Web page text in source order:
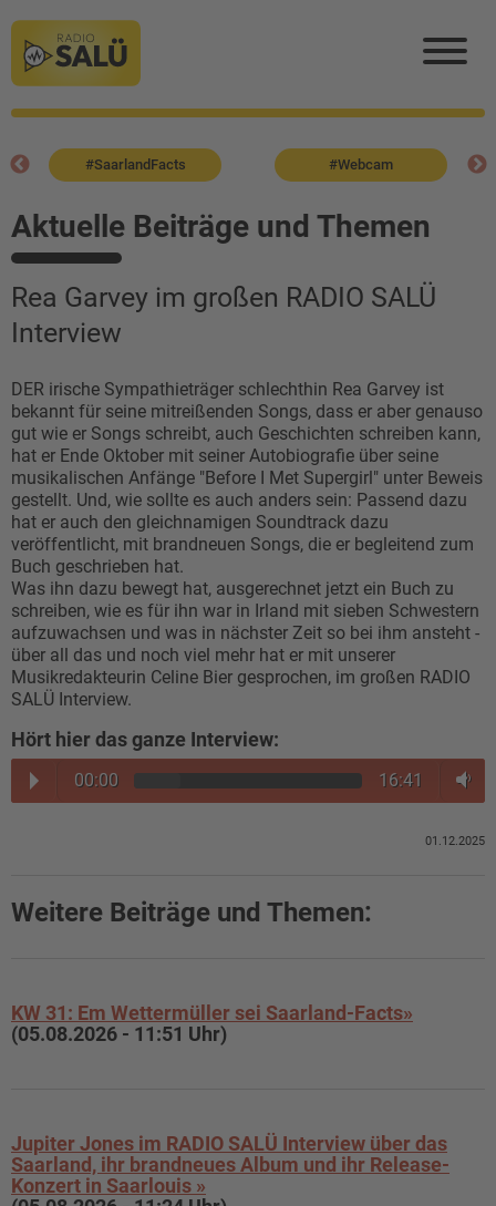
#SaarlandFacts #Webcam
Aktuelle Beiträge und Themen
Rea Garvey im großen RADIO SALÜ
Interview
DER irische Sympathieträger schlechthin Rea Garvey ist
bekannt für seine mitreißenden Songs, dass er aber genauso
gut wie er Songs schreibt, auch Geschichten schreiben kann,
hat er Ende Oktober mit seiner Autobiografie über seine
musikalischen Anfänge "Before I Met Supergirl" unter Beweis
gestellt. Und, wie sollte es auch anders sein: Passend dazu
hat er auch den gleichnamigen Soundtrack dazu
veröffentlicht, mit brandneuen Songs, die er begleitend zum
Buch geschrieben hat.
Was ihn dazu bewegt hat, ausgerechnet jetzt ein Buch zu
schreiben, wie es für ihn war in Irland mit sieben Schwestern
aufzuwachsen und was in nächster Zeit so bei ihm ansteht -
über all das und noch viel mehr hat er mit unserer
Musikredakteurin Celine Bier gesprochen, im großen RADIO
SALÜ Interview.
Hört hier das ganze Interview:
00:00 16:41
01.12.2025
Weitere Beiträge und Themen:
KW 31: Em Wettermüller sei Saarland-Facts»
(05.08.2026 - 11:51 Uhr)
Jupiter Jones im RADIO SALÜ Interview über das
Saarland, ihr brandneues Album und ihr Release-
Konzert in Saarlouis »